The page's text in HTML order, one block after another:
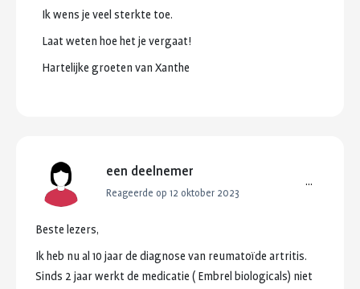
Ik wens je veel sterkte toe.
Laat weten hoe het je vergaat!
Hartelijke groeten van Xanthe
een deelnemer
Reageerde op 12 oktober 2023
...
Beste lezers,
Ik heb nual 10 jaarde diagnose van reumatoïde artritis.
Sinds 2 jaarwerkt de medicatie ( Embrel biologicals) niet